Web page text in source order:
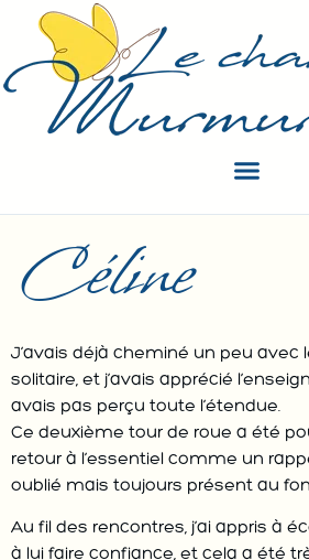
Céline
J’avais déjà cheminé un peu avec
solitaire, et j’avais apprécié
avais pas perçu toute l’étendue.
Ce deuxième tour de roue a été
retour à l’essentiel comme un
oublié mais toujours présent au
Au fil des rencontres, j’ai appris à
à lui faire confiance, et cela a été